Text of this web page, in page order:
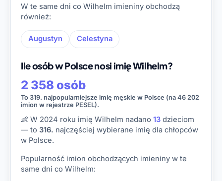
W te same dni co Wilhelm imieniny obchodzą
również:
Augustyn Celestyna
Ile osób w Polsce nosi imię Wilhelm?
2 358 osób
To 319. najpopularniejsze imię męskie w Polsce (na 46 202
imion w rejestrze PESEL).
👶 W 2024 roku imię Wilhelm nadano 13 dzieciom
— to 316. najczęściej wybierane imię dla chłopców
w Polsce.
Popularność imion obchodzących imieniny w te
same dni co Wilhelm: